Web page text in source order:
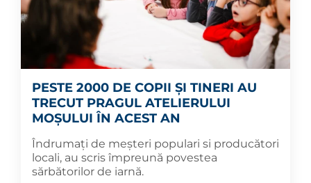
PESTE 2000 DE COPII ȘI TINERI AU
TRECUT PRAGUL ATELIERULUI
MOȘULUI ÎN ACEST AN
Îndrumați de meșteri populari si producători
locali, au scris împreună povestea
sărbătorilor de iarnă.